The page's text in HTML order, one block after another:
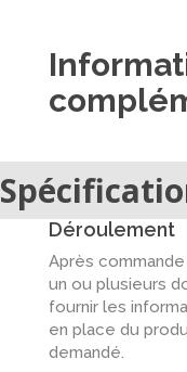
Déroulement
Après
un ou plusieurs
fournir les
en place du
demandé.